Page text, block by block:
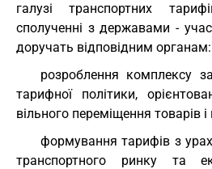
галузі транспортних
сполученні з державами -
доручать відповідним органам:
розроблення комплексу
тарифної політики,
вільного переміщення товарів
формування тарифів з
транспортного ринку та